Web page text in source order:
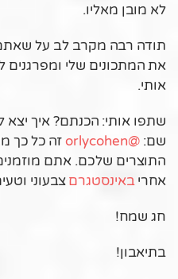
לא מובן מאליו.
תודה רבה מקרב לב על שאתם
את המתכונים שלי ומפרגנים
אותי.
שתפו אותי: הכנתם? איך יצא
שם: @orlycohen
זה כל כך
התוצרים שלכם. אתם
אחריבאינסטגרםצבעוני
חג שמח!
בתיאבון!